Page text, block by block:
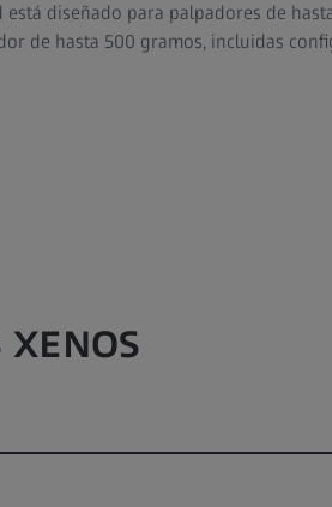
está diseñado para palpadores de
de hasta 500 gramos, incluidas